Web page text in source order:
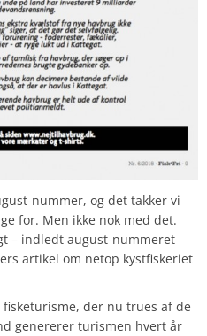
nummer, og det takker vi
for. Men ikke nok med det.
– indledt august-nummeret
artikel om netop kystfiskeriet
der nu trues af de
genererer turismen hvert år